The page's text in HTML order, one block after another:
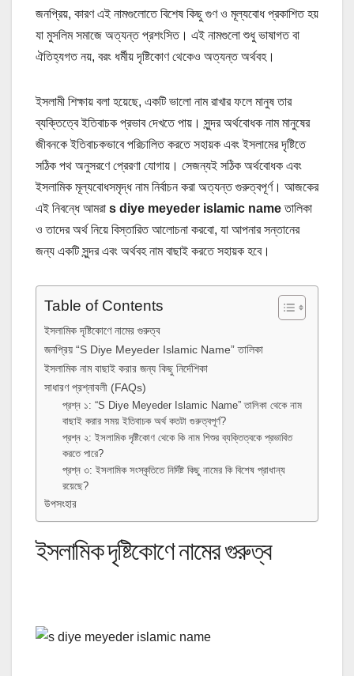
জনপ্রিয়, কারণ এই নামগুলোতে বিশেষ কিছু গুণ ও মূল্যবোধ প্রকাশিত হয়
যা মুসলিম সমাজে অত্যন্ত প্রশংসিত। এই নামগুলো শুধু ভাষাগত বা
ঐতিহ্যগত নয়, বরং ধর্মীয় দৃষ্টিকোণ থেকেও অত্যন্ত অর্থবহ।
ইসলামী শিক্ষায় বলা হয়েছে, একটি ভালো নাম রাখার ফলে মানুষ তার
ব্যক্তিত্বে ইতিবাচক প্রভাব দেখতে পায়। সুন্দর অর্থবোধক নাম মানুষের
জীবনকে ইতিবাচকভাবে পরিচালিত করতে সহায়ক এবং ইসলামের দৃষ্টিতে
সঠিক পথ অনুসরণে প্রেরণা যোগায়। সেজন্যই সঠিক অর্থবোধক এবং
ইসলামিক মূল্যবোধসমৃদ্ধ নাম নির্বাচন করা অত্যন্ত গুরুত্বপূর্ণ। আজকের
এই নিবন্ধে আমরা s diye meyeder islamic nameতালিকা
ও তাদের অর্থ নিয়ে বিস্তারিত আলোচনা করবো, যা আপনার সন্তানের
জন্য একটি সুন্দর এবং অর্থবহ নাম বাছাই করতে সহায়ক হবে।
Table of Contents
ইসলামিক দৃষ্টিকোণে নামের গুরুত্ব
জনপ্রিয় “S Diye Meyeder Islamic Name” তালিকা
ইসলামিক নাম বাছাই করার জন্য কিছু নির্দেশিকা
সাধারণ প্রশ্নাবলী (FAQs)
প্রশ্ন ১: “S Diye Meyeder Islamic Name” তালিকা থেকে নাম
বাছাই করার সময় ইতিবাচক অর্থ কতটা গুরুত্বপূর্ণ?
প্রশ্ন ২: ইসলামিক দৃষ্টিকোণ থেকে কি নাম শিশুর ব্যক্তিত্বকে প্রভাবিত
করতে পারে?
প্রশ্ন ৩: ইসলামিক সংস্কৃতিতে নির্দিষ্ট কিছু নামের কি বিশেষ প্রাধান্য
রয়েছে?
উপসংহার
ইসলামিক দৃষ্টিকোণে নামের গুরুত্ব